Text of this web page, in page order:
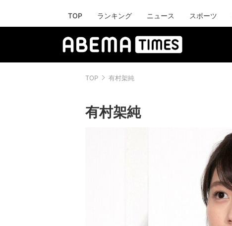
TOP ランキング ニュース スポーツ
TOP 有村架純
有村架純